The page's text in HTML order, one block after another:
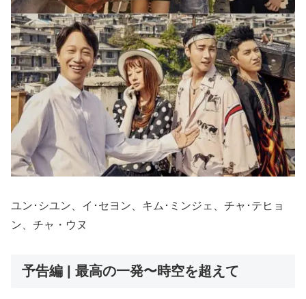
ユン･シユン、イ･セヨン、キム･ミンジェ、チャ･テヒョ
ン、チャ・ウヌ
予告編 | 最高の一発〜時空を超えて